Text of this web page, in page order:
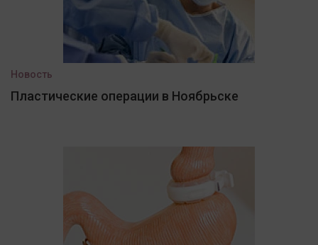
Новость
Пластические операции в Ноябрьске